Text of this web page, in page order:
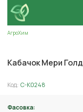
АгроХим
Кабачок Мери
Код: C-K0248
Фасовка: